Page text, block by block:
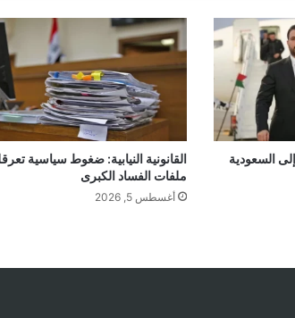
السعودية
القانونية النيابية: ضغوط سياسية
ملفات الفساد الكبرى
أغسطس 5, 2026